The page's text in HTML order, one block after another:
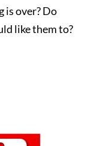
is over? Do
like them to?